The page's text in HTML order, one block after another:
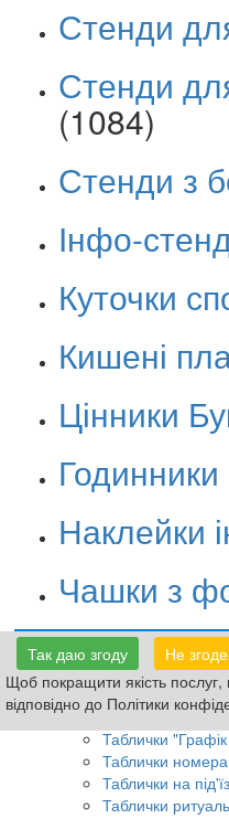
Так даю згоду
Не
Щоб покращити якість
відповідно до Політики
Стенди
Стенди
(1084)
Стенди з
Інфо-
Куточки
Кишені
Цінники
Годинники
Наклейки
Чашки з
Таблички Вивіски
Вивіски фасадні
Таблички на
Таблички
Таблички
Таблички на
Таблички